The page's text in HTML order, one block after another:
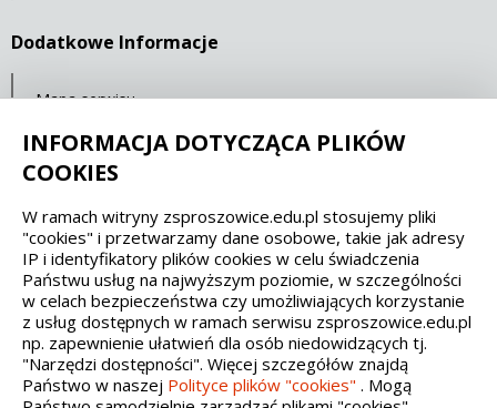
Dodatkowe Informacje
Mapa serwisu
Statystyki oglądalności
Spełniamy standardy dostępności oraz W3C
WCAG 2.1 SECTION 508 EAA/EN 301549
IS 5568
INFORMACJA DOTYCZĄCA PLIKÓW
COOKIES
W ramach witryny zsproszowice.edu.pl stosujemy pliki
"cookies" i przetwarzamy dane osobowe, takie jak adresy
IP i identyfikatory plików cookies w celu świadczenia
Państwu usług na najwyższym poziomie, w szczególności
w celach bezpieczeństwa czy umożliwiających korzystanie
z usług dostępnych w ramach serwisu zsproszowice.edu.pl
np. zapewnienie ułatwień dla osób niedowidzących tj.
"Narzędzi dostępności". Więcej szczegółów znajdą
Państwo w naszej Polityce plików "cookies" . Mogą